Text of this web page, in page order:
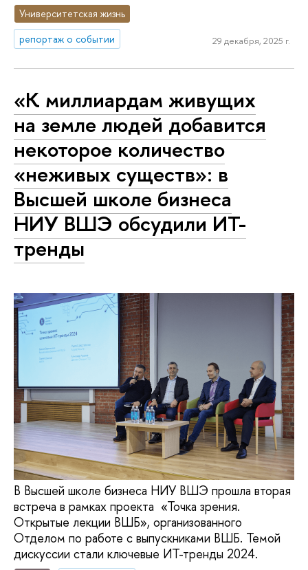
Университетская жизнь
репортаж о событии
29 декабря, 2025 г.
«К миллиардам живущих
на земле людей добавится
некоторое количество
«неживых существ»: в
Высшей школе бизнеса
НИУ ВШЭ обсудили ИТ-
тренды
В Высшей школе бизнеса НИУ ВШЭ прошла вторая
встреча в рамках проекта «Точка зрения.
Открытые лекции ВШБ», организованного
Отделом по работе с выпускниками ВШБ. Темой
дискуссии стали ключевые ИТ-тренды 2024.